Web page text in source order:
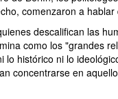
comenzaron a
descalifican las
como los "grandes
lo histórico ni lo
concentrarse en